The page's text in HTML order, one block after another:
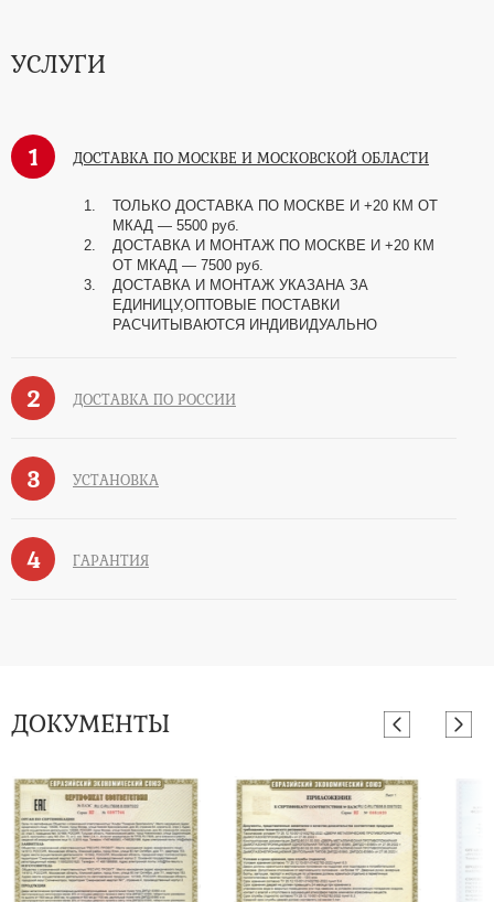
УСЛУГИ
1 ДОСТАВКА ПО МОСКВЕ И МОСКОВСКОЙ ОБЛАСТИ
ТОЛЬКО ДОСТАВКА ПО МОСКВЕ И +20 КМ ОТ
МКАД — 5500 руб.
ДОСТАВКА И МОНТАЖ ПО МОСКВЕ И +20 КМ
ОТ МКАД — 7500 руб.
ДОСТАВКА И МОНТАЖ УКАЗАНА ЗА
ЕДИНИЦУ,ОПТОВЫЕ ПОСТАВКИ
РАСЧИТЫВАЮТСЯ ИНДИВИДУАЛЬНО
2 ДОСТАВКА ПО РОССИИ
3 УСТАНОВКА
4 ГАРАНТИЯ
ДОКУМЕНТЫ